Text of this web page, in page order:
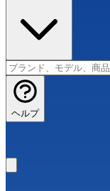
ヘルプ